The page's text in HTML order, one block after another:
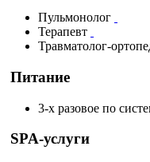
Пульмонолог
Терапевт
Травматолог-
Питание
3-х разовое по
SPA-услуги